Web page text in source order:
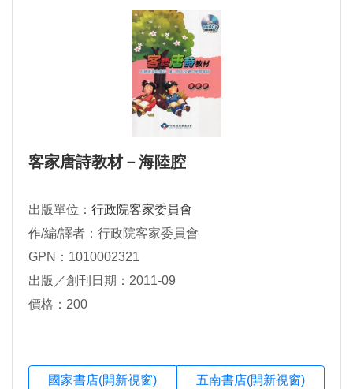
客家唐詩教材－海陸腔
出版單位： 行政院客家委員會
作/編/譯者：行政院客家委員會
GPN：1010002321
出版／創刊日期：2011-09
價格：200
國家書店(開新視窗) 五南書店(開新視窗)